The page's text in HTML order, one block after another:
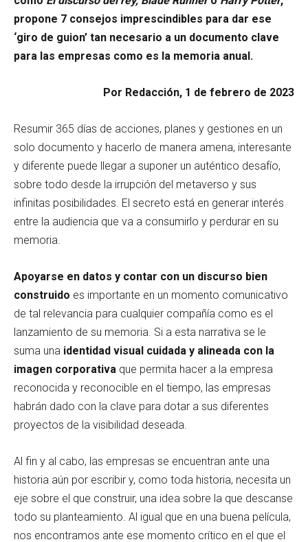
propone 7 consejos imprescindibles para dar ese
‘giro de guion’ tan necesario a un documento clave
para las empresas como es la memoria anual.
Por Redacción, 1 de febrero de 2023
Resumir 365 días de acciones, planes y gestiones en un
solo documento y hacerlo de manera amena, interesante
y diferente puede llegar a suponer un auténtico desafío,
sobre todo desde la irrupción del metaverso y sus
infinitas posibilidades. El secreto está en generar interés
entre la audiencia que va a consumirlo y perdurar en su
memoria.
Apoyarse en datos y contar con un discurso bien
construido es importante en un momento comunicativo
de tal relevancia para cualquier compañía como es el
lanzamiento de su memoria. Si a esta narrativa se le
suma una identidad visual cuidada y alineada con la
imagen corporativa que permita hacer a la empresa
reconocida y reconocible en el tiempo, las empresas
habrán dado con la clave para dotar a sus diferentes
proyectos de la visibilidad deseada.
Al fin y al cabo, las empresas se encuentran ante una
historia aún por escribir y, como toda historia, necesita un
eje sobre el que construir, una idea sobre la que descanse
todo su planteamiento. Al igual que en una buena película,
nos encontramos ante ese momento crítico en el que el